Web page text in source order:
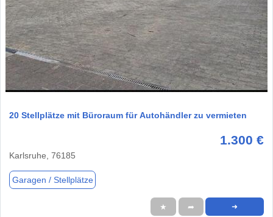
1 / 1
20 Stellplätze mit Büroraum für Autohändler zu vermieten
1.300 €
Karlsruhe, 76185
Garagen / Stellplätze
★ ➦ ➜